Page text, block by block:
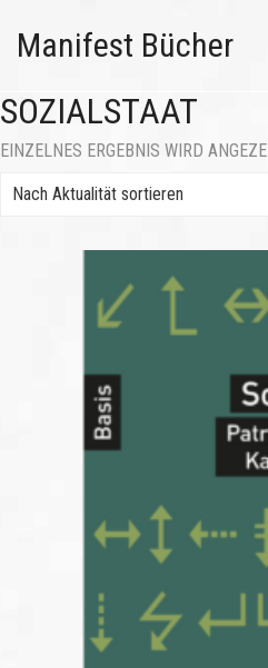
Manifest Bücher
SOZIALSTAAT
EINZELNES ERGEBNIS WIRD
Nach Aktualität sortieren